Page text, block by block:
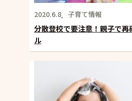
2020.6.8 子育て情報
分散登校で要注意！親子で再
ル